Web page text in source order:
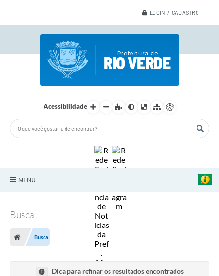
LOGIN / CADASTRO
Acessibilidade
MENU
Secretarias
Diário Oficial
Busca
Busca
Dica para refinar os resultados encontrados